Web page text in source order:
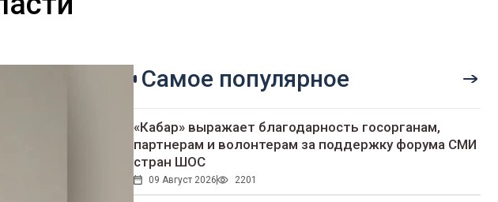
Самое популярное
«Кабар» выражает благодарность госорганам,
партнерам и волонтерам за поддержку форума СМИ
стран ШОС
09 Август 2026 2201